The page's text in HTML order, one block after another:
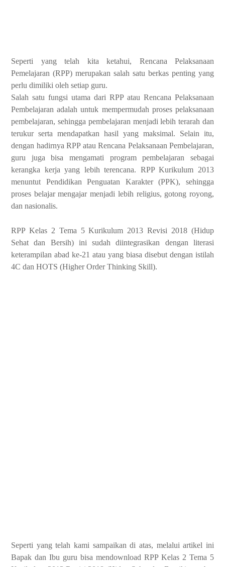
Seperti yang telah kita ketahui, Rencana Pelaksanaan
Pemelajaran (RPP) merupakan salah satu berkas penting yang
perlu dimiliki oleh setiap guru.
Salah satu fungsi utama dari RPP atau Rencana Pelaksanaan
Pembelajaran adalah untuk mempermudah proses pelaksanaan
pembelajaran, sehingga pembelajaran menjadi lebih terarah dan
terukur serta mendapatkan hasil yang maksimal. Selain itu,
dengan hadirnya RPP atau Rencana Pelaksanaan Pembelajaran,
guru juga bisa mengamati program pembelajaran sebagai
kerangka kerja yang lebih terencana. RPP Kurikulum 2013
menuntut Pendidikan Penguatan Karakter (PPK), sehingga
proses belajar mengajar menjadi lebih religius, gotong royong,
dan nasionalis.
RPP Kelas 2 Tema 5 Kurikulum 2013 Revisi 2018 (Hidup
Sehat dan Bersih) ini sudah diintegrasikan dengan literasi
keterampilan abad ke-21 atau yang biasa disebut dengan istilah
4C dan HOTS (Higher Order Thinking Skill).
Seperti yang telah kami sampaikan di atas, melalui artikel ini
Bapak dan Ibu guru bisa mendownload RPP Kelas 2 Tema 5